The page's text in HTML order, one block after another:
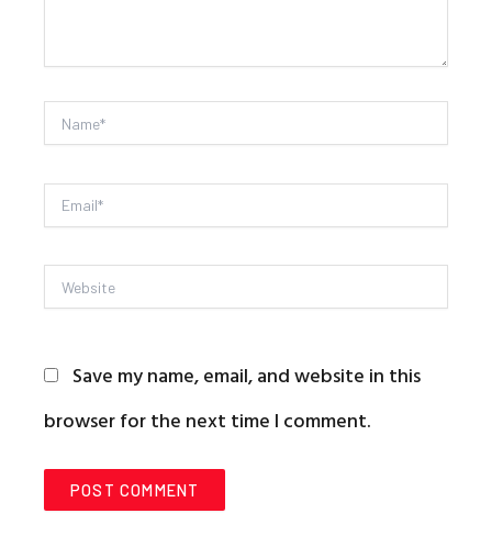
Name*
Email*
Website
Save my name, email, and website in this
browser for the next time I comment.